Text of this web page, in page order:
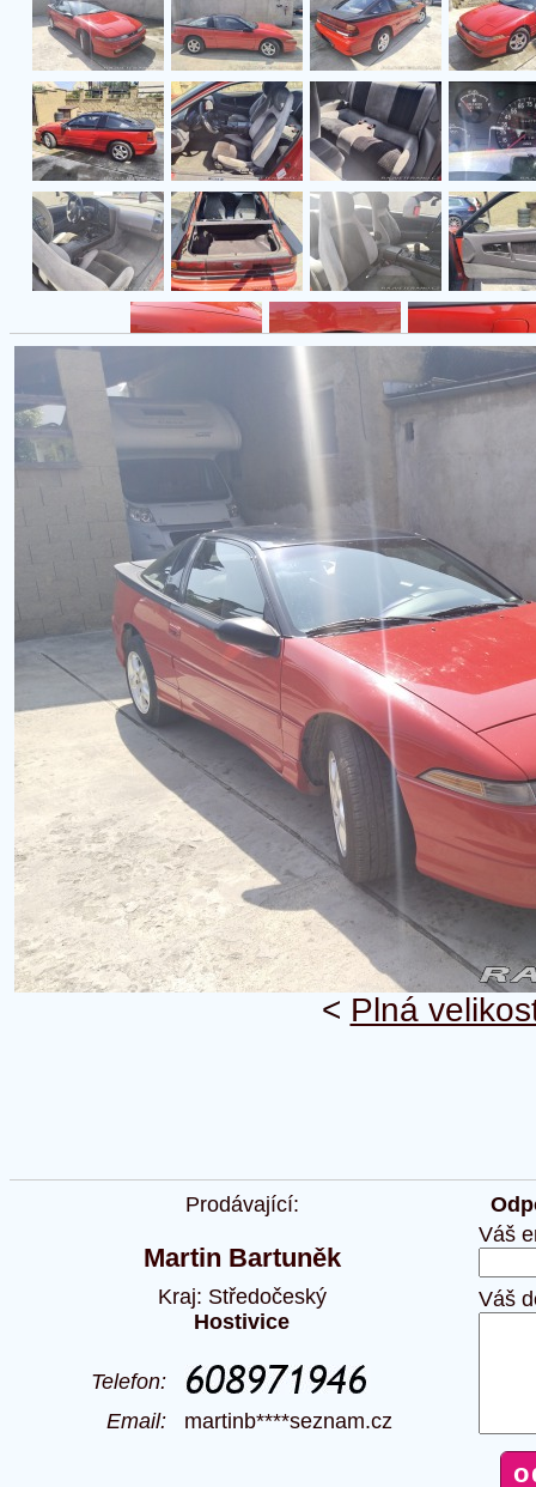
< Plná
Prodávající:
Martin Bartuněk
Kraj: Středočeský
Hostivice
Telefon:
Email: martinb****seznam.cz
Váš
Váš